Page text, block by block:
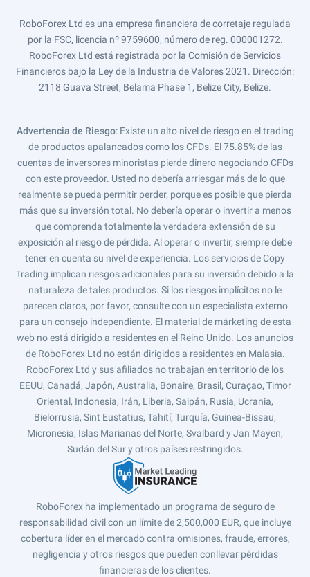
RoboForex Ltd es una empresa financiera de corretaje regulada
por la FSC, licencia nº 9759600, número de reg. 000001272.
RoboForex Ltd está registrada por la Comisión de Servicios
Financieros bajo la Ley de la Industria de Valores 2021. Dirección:
2118 Guava Street, Belama Phase 1, Belize City, Belize.
Advertencia de Riesgo: Existe un alto nivel de riesgo en el trading
de productos apalancados como los CFDs. El 75.85% de las
cuentas de inversores minoristas pierde dinero negociando CFDs
con este proveedor. Usted no debería arriesgar más de lo que
realmente se pueda permitir perder, porque es posible que pierda
más que su inversión total. No debería operar o invertir a menos
que comprenda totalmente la verdadera extensión de su
exposición al riesgo de pérdida. Al operar o invertir, siempre debe
tener en cuenta su nivel de experiencia. Los servicios de Copy
Trading implican riesgos adicionales para su inversión debido a la
naturaleza de tales productos. Si los riesgos implícitos no le
parecen claros, por favor, consulte con un especialista externo
para un consejo independiente. El material de márketing de esta
web no está dirigido a residentes en el Reino Unido. Los anuncios
de RoboForex Ltd no están dirigidos a residentes en Malasia.
RoboForex Ltd y sus afiliados no trabajan en territorio de los
EEUU, Canadá, Japón, Australia, Bonaire, Brasil, Curaçao, Timor
Oriental, Indonesia, Irán, Liberia, Saipán, Rusia, Ucrania,
Bielorrusia, Sint Eustatius, Tahití, Turquía, Guinea-Bissau,
Micronesia, Islas Marianas del Norte, Svalbard y Jan Mayen,
Sudán del Sur y otros países restringidos.
RoboForex ha implementado un programa de seguro de
responsabilidad civil con un límite de 2,500,000 EUR, que incluye
cobertura líder en el mercado contra omisiones, fraude, errores,
negligencia y otros riesgos que pueden conllevar pérdidas
financieras de los clientes.